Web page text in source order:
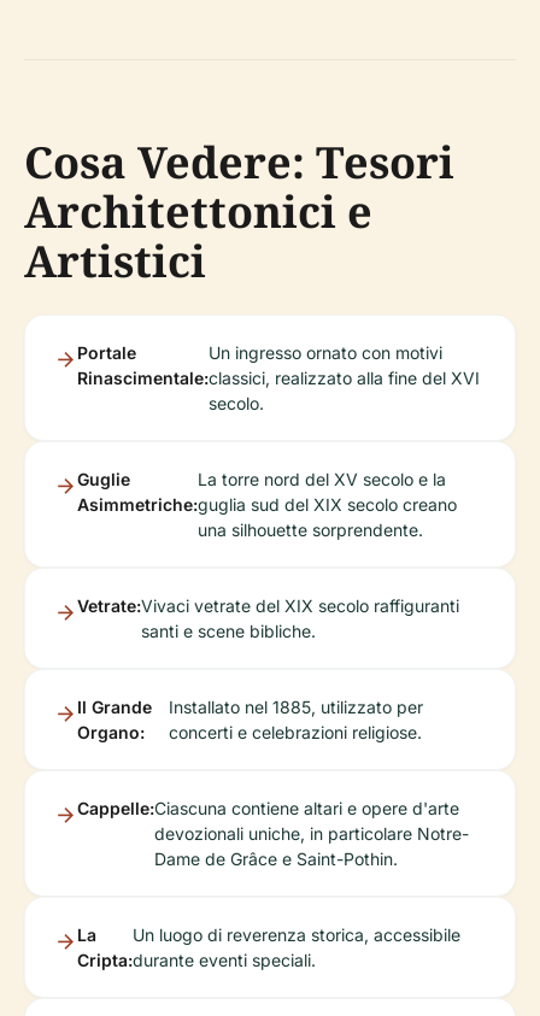
Cosa Vedere: Tesori
Architettonici e
Artistici
Portale
Rinascimentale:
Un ingresso ornato con motivi
classici, realizzato alla fine del XVI
secolo.
Guglie
Asimmetriche:
La torre nord del XV secolo e la
guglia sud del XIX secolo creano
una silhouette sorprendente.
Vetrate:Vivaci vetrate del XIX secolo raffiguranti
santi e scene bibliche.
Il Grande
Organo:
Installato nel 1885, utilizzato per
concerti e celebrazioni religiose.
Cappelle:Ciascuna contiene altari e opere d'arte
devozionali uniche, in particolare Notre-
Dame de Grâce e Saint-Pothin.
La
Cripta:
Un luogo di reverenza storica, accessibile
durante eventi speciali.